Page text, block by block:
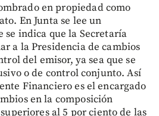
en propiedad como
En Junta se lee un
se indica que la Secretaría
a la Presidencia de cambios
del emisor, ya sea que se
o de control conjunto. Así
Financiero es el encargado
en la composición
al 5 por ciento de las